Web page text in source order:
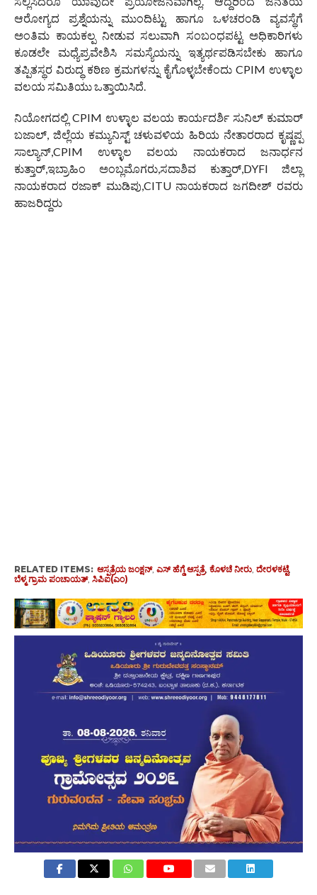
ಆರೋಗ್ಯದ ಪ್ರಶ್ನೆಯನ್ನು ಮುಂದಿಟ್ಟು ಹಾಗೂ ಒಳಚರಂಡಿ ವ್ಯವಸ್ಥೆಗೆ
ಅಂತಿಮ ಕಾಯಕಲ್ಪ ನೀಡುವ ಸಲುವಾಗಿ ಸಂಬಂಧಪಟ್ಟ ಅಧಿಕಾರಿಗಳು
ಕೂಡಲೇ ಮಧ್ಯೆಪ್ರವೇಶಿಸಿ ಸಮಸ್ಯೆಯನ್ನು ಇತ್ಯರ್ಥಪಡಿಸಬೇಕು ಹಾಗೂ
ತಪ್ಪಿತಸ್ಥರ ವಿರುದ್ಧ ಕಠಿಣ ಕ್ರಮಗಳನ್ನು ಕೈಗೊಳ್ಳಬೇಕೆಂದು CPIM ಉಳ್ಳಾಲ
ವಲಯ ಸಮಿತಿಯು ಒತ್ತಾಯಿಸಿದೆ.
ನಿಯೋಗದಲ್ಲಿ CPIM ಉಳ್ಳಾಲ ವಲಯ ಕಾರ್ಯದರ್ಶಿ ಸುನಿಲ್ ಕುಮಾರ್
ಬಜಾಲ್, ಜಿಲ್ಲೆಯ ಕಮ್ಯುನಿಸ್ಟ್ ಚಳುವಳಿಯ ಹಿರಿಯ ನೇತಾರರಾದ ಕೃಷ್ಣಪ್ಪ
ಸಾಲ್ಯಾನ್,CPIM ಉಳ್ಳಾಲ ವಲಯ ನಾಯಕರಾದ ಜನಾರ್ಧನ
ಕುತ್ತಾರ್,ಇಬ್ರಾಹಿಂ ಅಂಬ್ಲಮೊಗರು,ಸದಾಶಿವ ಕುತ್ತಾರ್,DYFI ಜಿಲ್ಲಾ
ನಾಯಕರಾದ ರಜಾಕ್ ಮುಡಿಪು,CITU ನಾಯಕರಾದ ಜಗದೀಶ್ ರವರು
ಹಾಜರಿದ್ದರು
RELATED ITEMS: ಆಸ್ಪತ್ರೆಯ ಜಂಕ್ಷನ್, ಎಸ್ ಹೆಗ್ಡೆ ಆಸ್ಪತ್ರೆ, ಕೊಳಚೆ ನೀರು, ದೇರಳಕಟ್ಟೆ,
ಬೆಳ್ಮ ಗ್ರಾಮ ಪಂಚಾಯತ್, ಸಿಪಿಐ(ಎಂ)